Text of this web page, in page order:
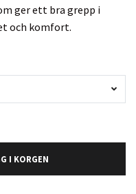
ger ett bra grepp i
och komfort.
I KORGEN